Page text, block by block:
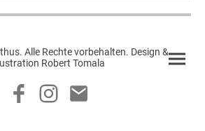
Alle Rechte vorbehalten. Design &
Robert Tomala